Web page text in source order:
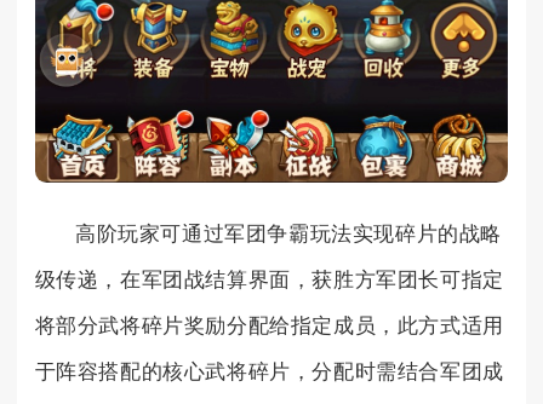
高阶玩家可通过军团争霸玩法实现碎片的战略
级传递，在军团战结算界面，获胜方军团长可指定
将部分武将碎片奖励分配给指定成员，此方式适用
于阵容搭配的核心武将碎片，分配时需结合军团成